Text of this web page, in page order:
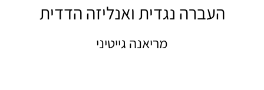
העברה נגדית ואנליזה הדדית
מריאנה גייטיני